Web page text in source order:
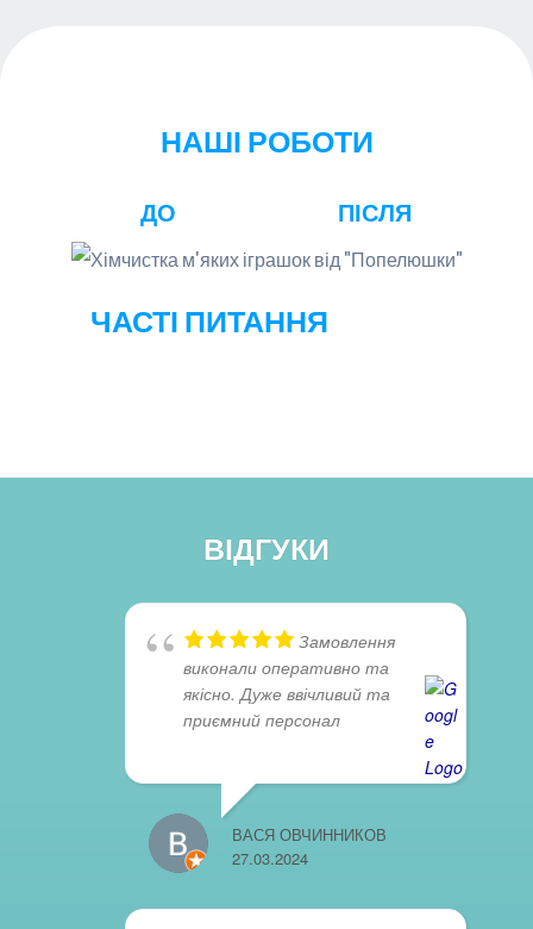
НАШІ РОБОТИ
ДО ПІСЛЯ
ЧАСТІ ПИТАННЯ
ВІДГУКИ
Замовлення
виконали оперативно та
якісно. Дуже ввічливий та
приємний персонал
ВАСЯ ОВЧИННИКОВ
27.03.2024